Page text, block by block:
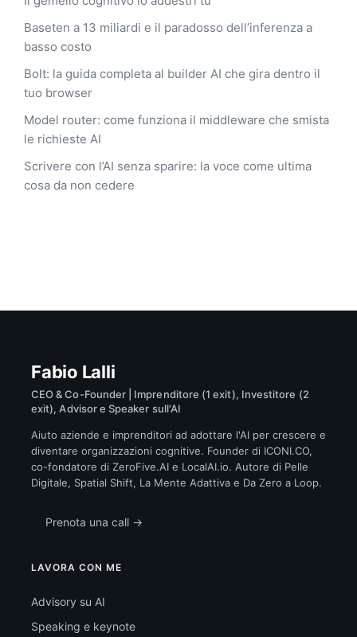
Baseten a 13 miliardi e il paradosso dell’inferenza a
basso costo
Bolt: la guida completa al builder AI che gira dentro il
tuo browser
Model router: come funziona il middleware che smista
le richieste AI
Scrivere con l’AI senza sparire: la voce come ultima
cosa da non cedere
Fabio Lalli
CEO & Co-Founder | Imprenditore (1 exit), Investitore (2
exit), Advisor e Speaker sull'AI
Aiuto aziende e imprenditori ad adottare l'AI per crescere e
diventare organizzazioni cognitive. Founder di ICONI.CO,
co-fondatore di ZeroFive.AI e LocalAI.io. Autore di Pelle
Digitale, Spatial Shift, La Mente Adattiva e Da Zero a Loop.
Prenota una call →
LAVORA CON ME
Advisory su AI
Speaking e keynote